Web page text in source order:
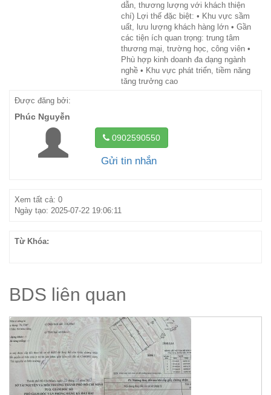
dẫn, thương lượng với khách thiện
chí) Lợi thế đặc biệt: • Khu vực sầm
uất, lưu lượng khách hàng lớn • Gần
các tiện ích quan trọng: trung tâm
thương mại, trường học, công viên •
Phù hợp kinh doanh đa dạng ngành
nghề • Khu vực phát triển, tiềm năng
tăng trưởng cao
Được đăng bởi:
Phúc Nguyễn
0902590550
Gửi tin nhắn
Xem tất cả: 0
Ngày tạo: 2025-07-22 19:06:11
Từ Khóa:
BDS liên quan